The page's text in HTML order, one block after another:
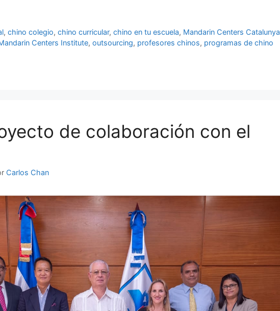
,chino colegio,chino curricular,chino en tu escuela, Mandarin Centers Catalunya
Centers Institute, outsourcing, profesores chinos, programas de chino
de colaboración con el
Carlos Chan